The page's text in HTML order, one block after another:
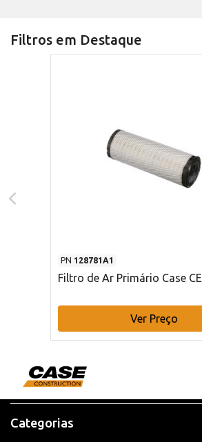
Filtros em Destaque
PN 128781A1
Filtro de Ar Primário Case CE
Ver Preço
Categorias